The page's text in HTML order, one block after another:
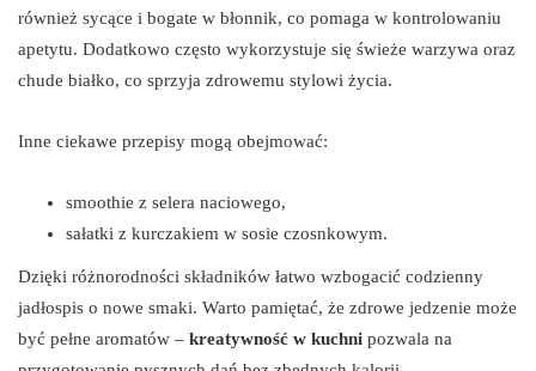
również sycące i bogate w błonnik, co pomaga w kontrolowaniu
apetytu. Dodatkowo często wykorzystuje się świeże warzywa oraz
chude białko, co sprzyja zdrowemu stylowi życia.
Inne ciekawe przepisy mogą obejmować:
smoothie z selera naciowego,
sałatki z kurczakiem w sosie czosnkowym.
Dzięki różnorodności składników łatwo wzbogacić codzienny
jadłospis o nowe smaki. Warto pamiętać, że zdrowe jedzenie może
być pełne aromatów – kreatywność w kuchni pozwala na